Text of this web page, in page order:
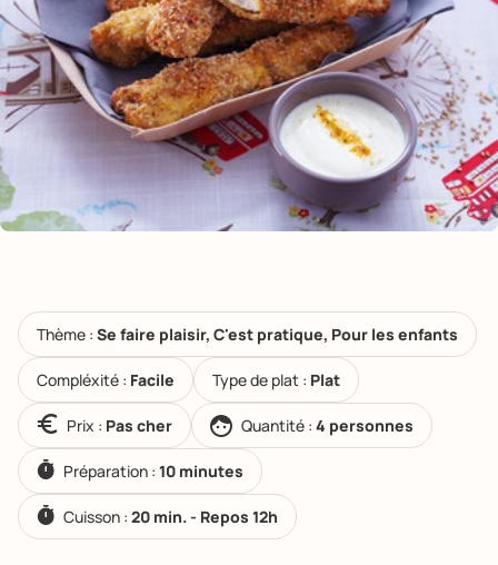
Thème : Se faire plaisir, C'est pratique, Pour les enfants
Compléxité : Facile Type de plat : Plat
Prix : Pas cher Quantité : 4 personnes
Préparation :10 minutes
Cuisson :20 min. - Repos 12h